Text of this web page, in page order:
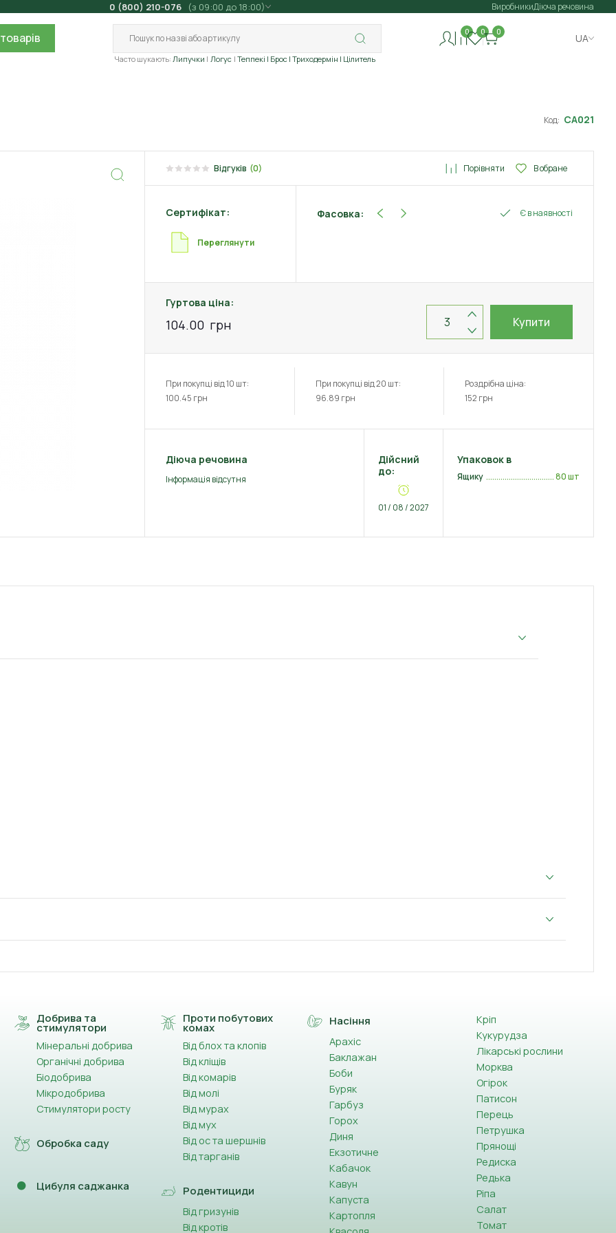
0 (800) 210-076 (з 09:00 до 18:00) ВиробникиДіюча речовина
Часто шукають: Липучки Логус Теппекі | Брос | Триходермін | Цілитель
0 0 0
UA
Код: СА021
Відгуків (0) Порівняти В обране
Сертифікат:
Переглянути
Фасовка: Є в наявності
Гуртова ціна:
104.00 грн Купити
При покупці від 10 шт:
100.45 грн
При покупці від 20 шт:
96.89 грн
Роздрібна ціна:
152 грн
Діюча речовина
Інформація відсутня
Дійсний
до:
01 / 08 / 2027
Упаковок в
Ящику 80 шт
Добрива та
стимулятори
Мінеральні добрива
Органічні добрива
Біодобрива
Мікродобрива
Стимулятори росту
Обробка саду
Цибуля саджанка
Проти побутових
комах
Від блох та клопів
Від кліщів
Від комарів
Від молі
Від мурах
Від мух
Від ос та шершнів
Від тарганів
Родентициди
Від гризунів
Від кротів
Насіння
Арахіс
Баклажан
Боби
Буряк
Гарбуз
Горох
Диня
Екзотичне
Кабачок
Кавун
Капуста
Картопля
Кріп
Кукурудза
Лікарські рослини
Морква
Огірок
Патисон
Перець
Петрушка
Прянощі
Редиска
Редька
Ріпа
Салат
Томат